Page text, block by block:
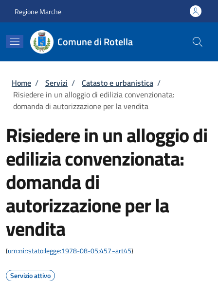
Regione Marche
Comune di Rotella
Briciole di pane
Home / Servizi / Catasto e urbanistica /
Risiedere in un alloggio di edilizia convenzionata:
domanda di autorizzazione per la vendita
Risiedere in un alloggio di
edilizia convenzionata:
domanda di
autorizzazione per la
vendita
(urn:nir:stato:legge:1978-08-05;457~art45)
Servizio attivo